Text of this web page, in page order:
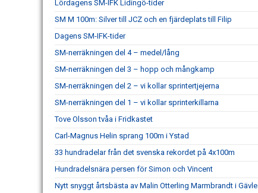
Lördagens SM-IFK Lidingö-tider
SM M 100m: Silver till JCZ och en fjärdeplats till Filip
Dagens SM-IFK-tider
SM-nerräkningen del 4 – medel/lång
SM-nerräkningen del 3 – hopp och mångkamp
SM-nerräkningen del 2 – vi kollar sprintertjejerna
SM-nerräkningen del 1 – vi kollar sprinterkillarna
Tove Olsson tvåa i Fridkastet
Carl-Magnus Helin sprang 100m i Ystad
33 hundradelar från det svenska rekordet på 4x100m
Hundradelsnära persen för Simon och Vincent
Nytt snyggt årtsbästa av Malin Otterling Marmbrandt i Gävle